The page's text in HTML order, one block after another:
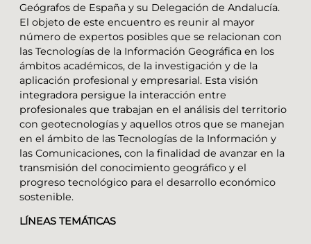
Geógrafos de España y su Delegación de Andalucía.
El objeto de este encuentro es reunir al mayor
número de expertos posibles que se relacionan con
las Tecnologías de la Información Geográfica en los
ámbitos académicos, de la investigación y de la
aplicación profesional y empresarial. Esta visión
integradora persigue la interacción entre
profesionales que trabajan en el análisis del territorio
con geotecnologías y aquellos otros que se manejan
en el ámbito de las Tecnologías de la Información y
las Comunicaciones, con la finalidad de avanzar en la
transmisión del conocimiento geográfico y el
progreso tecnológico para el desarrollo económico
sostenible.
LÍNEAS TEMÁTICAS